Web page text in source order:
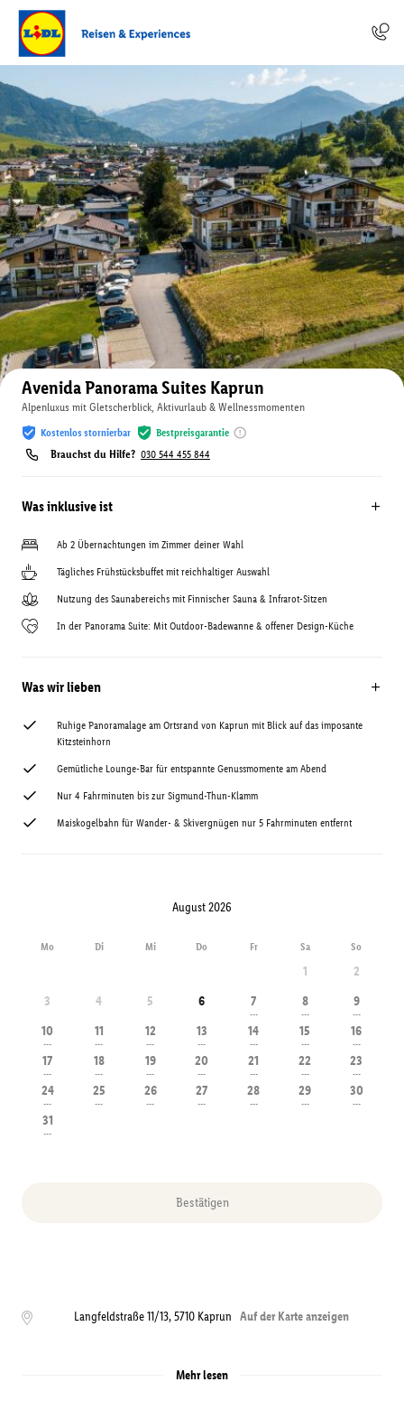
Auf der Karte anzeigen
Avenida Panorama Suites Kaprun
Alpenluxus mit Gletscherblick, Aktivurlaub & Wellnessmomenten
Kostenlos stornierbar Bestpreisgarantie
Brauchst du Hilfe? 030 544 455 844
Was inklusive ist
Ab 2 Übernachtungen im Zimmer deiner Wahl
Tägliches Frühstücksbuffet mit reichhaltiger Auswahl
Nutzung des Saunabereichs mit Finnischer Sauna & Infrarot-Sitzen
In der Panorama Suite: Mit Outdoor-Badewanne & offener Design-Küche
Was wir lieben
Ruhige Panoramalage am Ortsrand von Kaprun mit Blick auf das imposante
Kitzsteinhorn
Gemütliche Lounge-Bar für entspannte Genussmomente am Abend
Nur 4 Fahrminuten bis zur Sigmund-Thun-Klamm
Maiskogelbahn für Wander- & Skivergnügen nur 5 Fahrminuten entfernt
August 2026
Mo Di Mi Do Fr Sa So
1
2
3
4 5 6 7
---
8
---
9
---
10
---
11
---
12
---
13
---
14
---
15
---
16
---
17
---
18
---
19
---
20
---
21
---
22
---
23
---
24
---
25
---
26
---
27
---
28
---
29
---
30
---
31
---
Bestätigen
Langfeldstraße 11/13,5710 Kaprun Auf der Karte anzeigen
Mehr lesen